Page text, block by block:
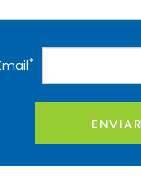
*
ENVIAR